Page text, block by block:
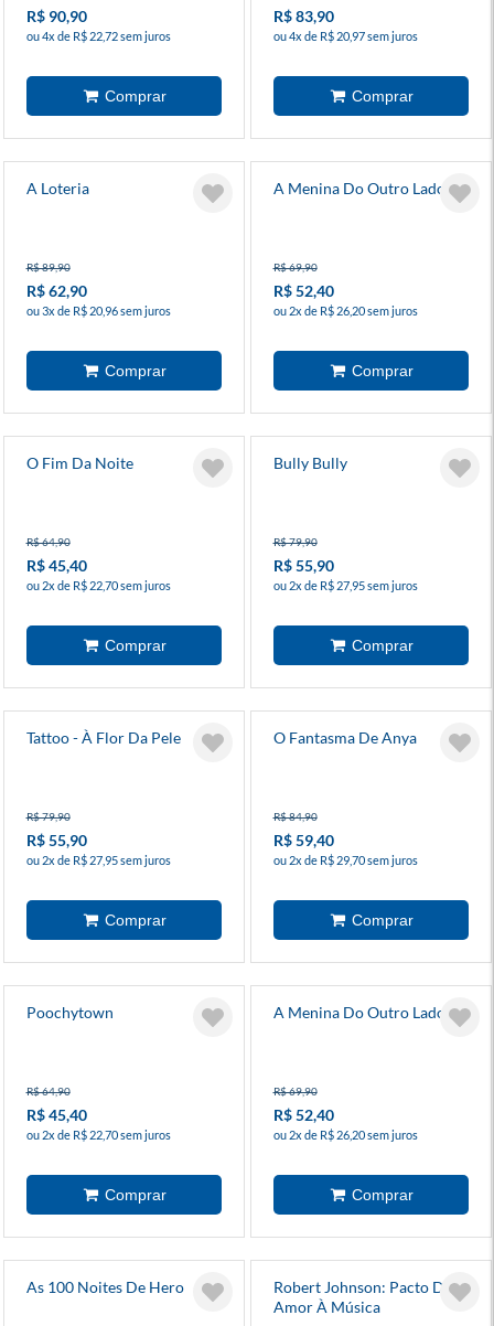
R$ 90,90
ou 4x de R$ 22,72 sem juros
R$ 83,90
ou 4x de R$ 20,97 sem juros
A Loteria
R$ 89,90
R$ 62,90
ou 3x de R$ 20,96 sem juros
A Menina Do Outro Lado 8
R$ 69,90
R$ 52,40
ou 2x de R$ 26,20 sem juros
O Fim Da Noite
R$ 64,90
R$ 45,40
ou 2x de R$ 22,70 sem juros
Bully Bully
R$ 79,90
R$ 55,90
ou 2x de R$ 27,95 sem juros
Tattoo - À Flor Da Pele
R$ 79,90
R$ 55,90
ou 2x de R$ 27,95 sem juros
O Fantasma De Anya
R$ 84,90
R$ 59,40
ou 2x de R$ 29,70 sem juros
Poochytown
R$ 64,90
R$ 45,40
ou 2x de R$ 22,70 sem juros
A Menina Do Outro Lado 7
R$ 69,90
R$ 52,40
ou 2x de R$ 26,20 sem juros
As 100 Noites De Hero
Robert Johnson: Pacto De
Amor À Música